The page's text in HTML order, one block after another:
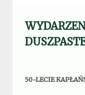
50-LECIE